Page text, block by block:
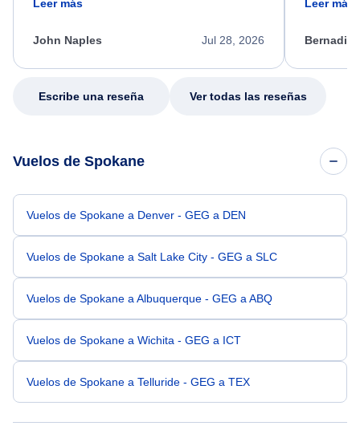
process. She quickly found a solution and
appreciate her excellent service.
Leer más
Jul 28, 2026
John Naples
my issue.
Leer más
Escribe una reseña Ver todas las reseñas
Vuelos de Spokane
Vuelos de Spokane a Denver - GEG a DEN
Vuelos de Spokane a Salt Lake City - GEG a SLC
Vuelos de Spokane a Albuquerque - GEG a ABQ
Vuelos de Spokane a Wichita - GEG a ICT
Vuelos de Spokane a Telluride - GEG a TEX